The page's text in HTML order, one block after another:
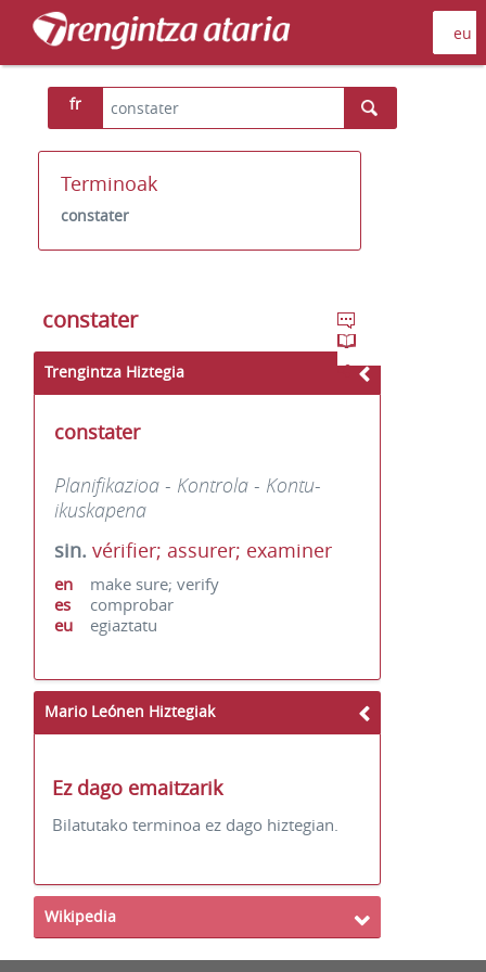
fr
Terminoak
constater
constater
Trengintza Hiztegia
constater
Planifikazioa - Kontrola - Kontu-
ikuskapena
sin. vérifier; assurer; examiner
en
make sure; verify
es
comprobar
eu
egiaztatu
Mario Leónen Hiztegiak
Ez dago emaitzarik
Bilatutako terminoa ez dago hiztegian.
Wikipedia